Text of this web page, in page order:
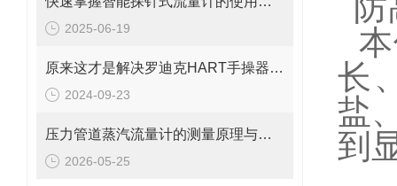
2025-06-19
原来这才是解决罗迪克HART手操器常见故障的正确方法！
2024-09-23
压力管道蒸汽流量计的测量原理与日常维护操作规范
2026-05-25
长
盐
到